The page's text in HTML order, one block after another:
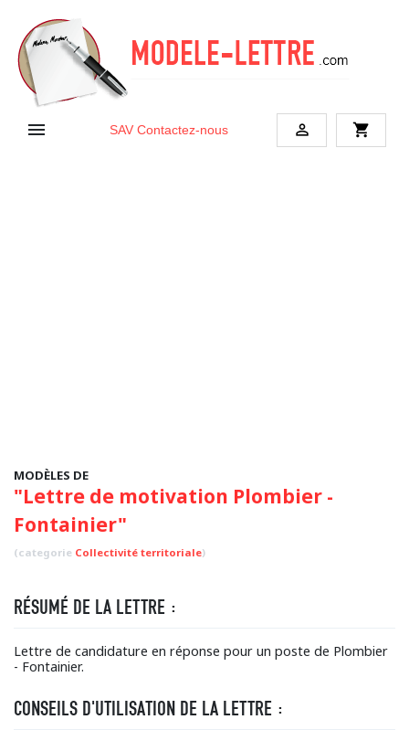
 SAV Contactez-nous  shopping_cart
MODÈLES DE
"Lettre de motivation Plombier -
Fontainier"
(categorie Collectivité territoriale)
RÉSUMÉ DE LA LETTRE :
Lettre de candidature en réponse pour un poste de Plombier
- Fontainier.
CONSEILS D'UTILISATION DE LA LETTRE :